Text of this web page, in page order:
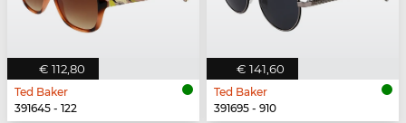
€ 112,80
Ted Baker
391645 - 122
€ 141,60
Ted Baker
391695 - 910